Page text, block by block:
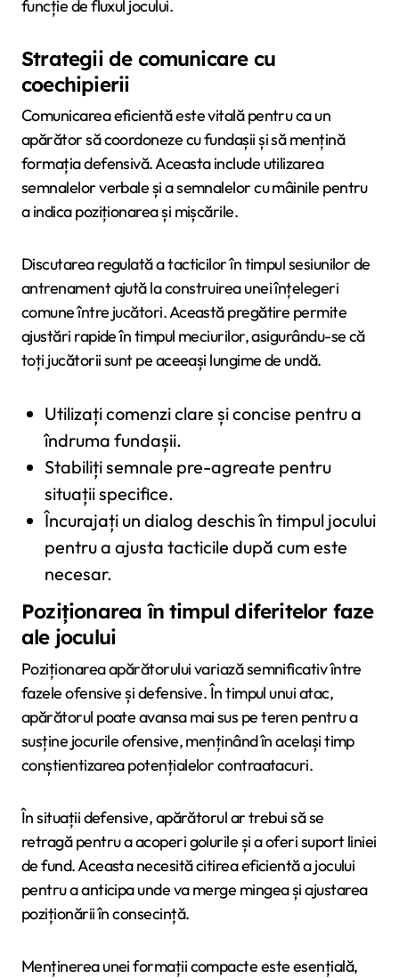
funcție de fluxul jocului.
Strategii de comunicare cu
coechipierii
Comunicarea eficientă este vitală pentru ca un
apărător să coordoneze cu fundașii și să mențină
formația defensivă. Aceasta include utilizarea
semnalelor verbale și a semnalelor cu mâinile pentru
a indica poziționarea și mișcările.
Discutarea regulată a tacticilor în timpul sesiunilor de
antrenament ajută la construirea unei înțelegeri
comune între jucători. Această pregătire permite
ajustări rapide în timpul meciurilor, asigurându-se că
toți jucătorii sunt pe aceeași lungime de undă.
Utilizați comenzi clare și concise pentru a
îndruma fundașii.
Stabiliți semnale pre-agreate pentru
situații specifice.
Încurajați un dialog deschis în timpul jocului
pentru a ajusta tacticile după cum este
necesar.
Poziționarea în timpul diferitelor faze
ale jocului
Poziționarea apărătorului variază semnificativ între
fazele ofensive și defensive. În timpul unui atac,
apărătorul poate avansa mai sus pe teren pentru a
susține jocurile ofensive, menținând în același timp
conștientizarea potențialelor contraatacuri.
În situații defensive, apărătorul ar trebui să se
retragă pentru a acoperi golurile și a oferi suport liniei
de fund. Aceasta necesită citirea eficientă a jocului
pentru a anticipa unde va merge mingea și ajustarea
poziționării în consecință.
Menținerea unei formații compacte este esențială,